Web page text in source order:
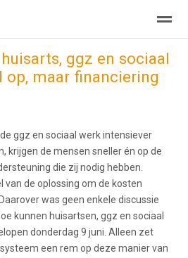
agenda adverteren E-
ggz en sociaal
op, maar financiering
ggz en sociaal werk intensiever
krijgen de mensen sneller én op de
die zij nodig hebben.
van de oplossing om de kosten
was geen enkele discussie
kunnen huisartsen, ggz en sociaal
donderdag 9 juni. Alleen zet
een rem op deze manier van